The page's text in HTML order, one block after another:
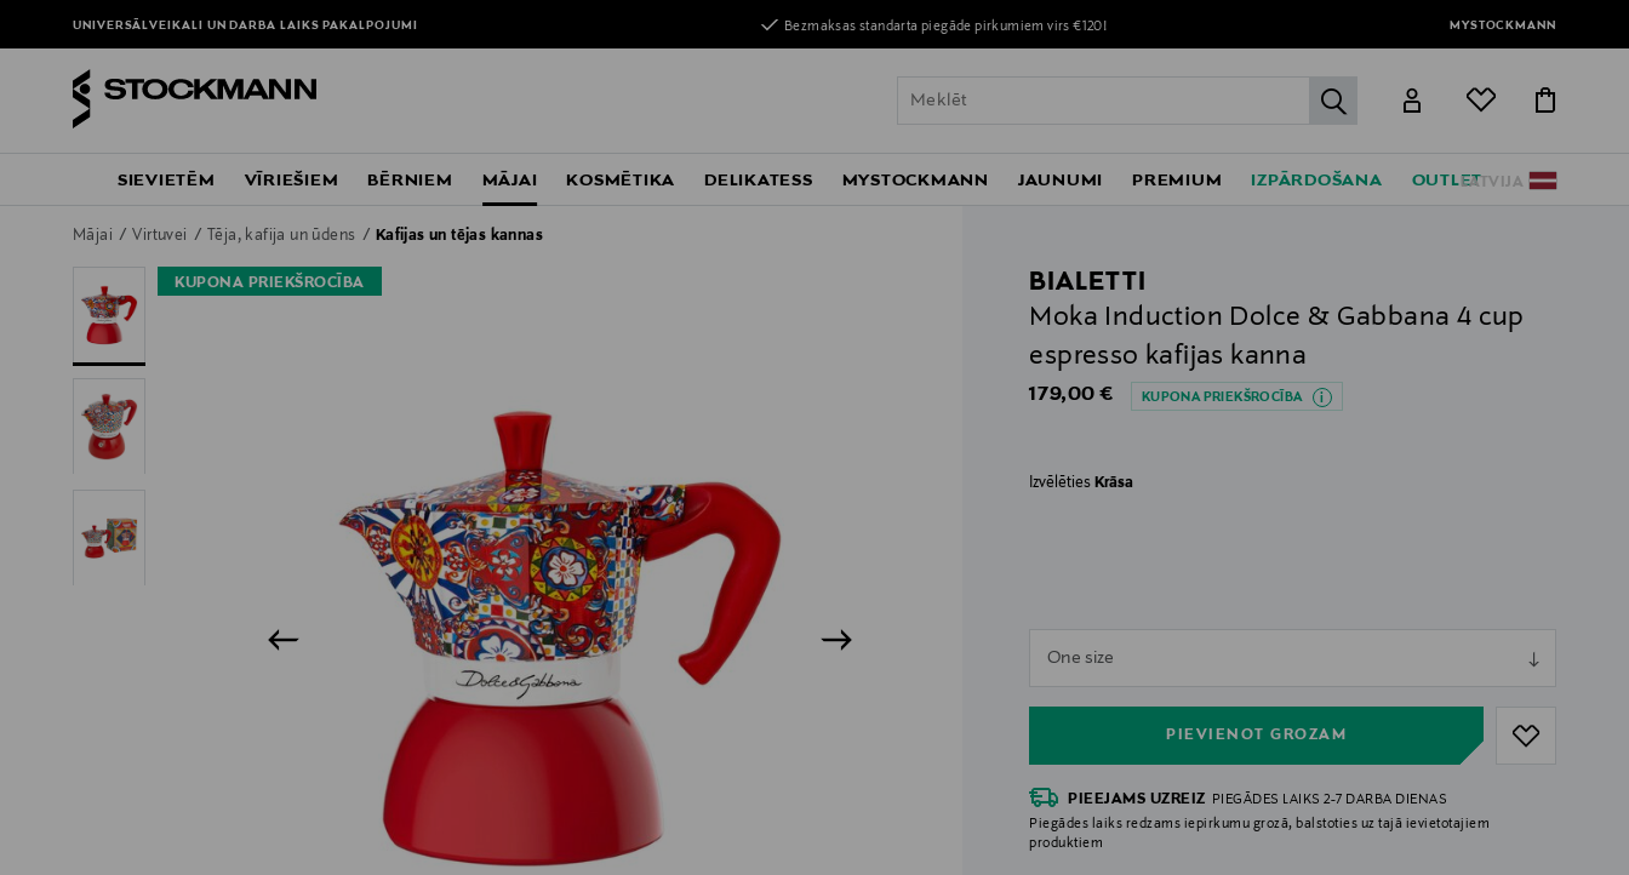
UNIVERSĀLVEIKALI UN DARBA LAIKSPAKALPOJUMI Bezmaksas standarta piegāde pirkumiem virs €120! MYSTOCKMANN
label.header.go
LATVIJA
SIEVIETĒM VĪRIEŠIEM BĒRNIEM MĀJAI KOSMĒTIKA DELIKATESS MYSTOCKMANN JAUNUMI PREMIUM IZPĀRDOŠANA OUTLET
Mājai Virtuvei Tēja, kafija un ūdens Kafijas un tējas kannas
KUPONA PRIEKŠROCĪBA
BIALETTI
Moka Induction Dolce & Gabbana 4 cup
espresso kafijas kanna
Original Price
179,00 € KUPONA PRIEKŠROCĪBA
IzvēlētiesKrāsa
One size
PIEVIENOT GROZAM
null
PIEEJAMS UZREIZ PIEGĀDES LAIKS 2-7 DARBA DIENAS
Piegādes laiks redzams iepirkumu grozā, balstoties uz tajā ievietotajiem
produktiem